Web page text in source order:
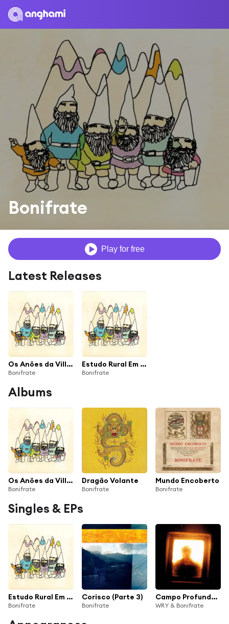
Bonifrate
Play for free
Latest Releases
Os Anões da Villa do Magma (20º Aniversário Deluxe)
Bonifrate
Estudo Rural Em Ré Maior (Remix 2025)
Bonifrate
Albums
Os Anões da Villa do Magma (20º Aniversário Deluxe)
Bonifrate
Dragão Volante
Bonifrate
Mundo Encoberto
Bonifrate
Singles & EPs
Estudo Rural Em Ré Maior (Remix 2025)
Bonifrate
Corisco (Parte 3)
Bonifrate
Campo Profundo (Bonifrate Version)
WRY & Bonifrate